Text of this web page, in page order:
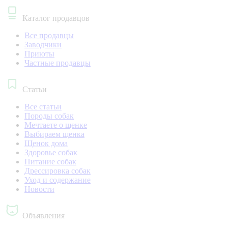
Каталог продавцов
Все продавцы
Заводчики
Приюты
Частные продавцы
Статьи
Все статьи
Породы собак
Мечтаете о щенке
Выбираем щенка
Щенок дома
Здоровье собак
Питание собак
Дрессировка собак
Уход и содержание
Новости
Объявления